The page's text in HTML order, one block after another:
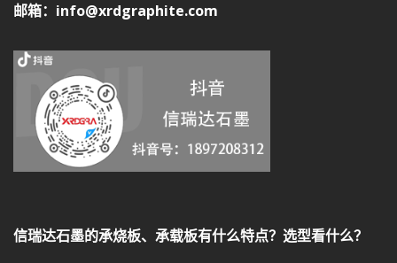
邮箱：info@xrdgraphite.com
信瑞达石墨的承烧板、承载板有什么特点？选型看什么？